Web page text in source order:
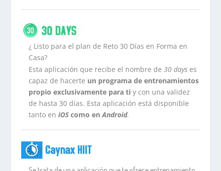
¿ Listo para el plan de Reto 30 Días en Forma en
Casa?
Esta aplicación que recibe el nombre de 30 dayses
capaz de hacerte un programa de entrenamientos
propio exclusivamente para ti y con una validez
de hasta 30 días. Esta aplicación está disponible
tanto en iOScomo enAndroid.